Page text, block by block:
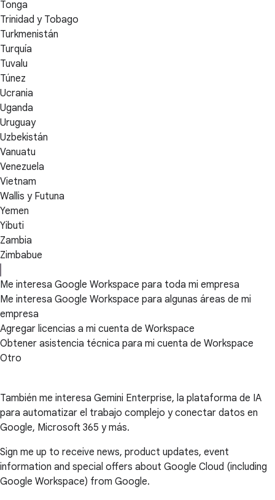
Tonga
Trinidad y Tobago
Turkmenistán
Turquía
Tuvalu
Túnez
Ucrania
Uganda
Uruguay
Uzbekistán
Vanuatu
Venezuela
Vietnam
Wallis y Futuna
Yemen
Yibuti
Zambia
Zimbabue
Me interesa Google Workspace para toda mi empresa
Me interesa Google Workspace para algunas áreas de mi
empresa
Agregar licencias a mi cuenta de Workspace
Obtener asistencia técnica para mi cuenta de Workspace
Otro
También me interesa Gemini Enterprise, la plataforma de IA
para automatizar el trabajo complejo y conectar datos en
Google, Microsoft 365 y más.
Sign me up to receive news, product updates, event
information and special offers about Google Cloud (including
Google Workspace) from Google.